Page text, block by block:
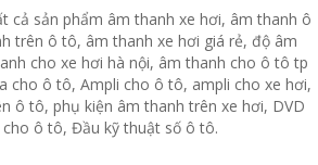
cả sản phẩm âm thanh xe hơi, âm thanh ô
trên ô tô, âm thanh xe hơi giá rẻ, độ âm
cho xe hơi hà nội, âm thanh cho ô tô tp
cho ô tô, Ampli cho ô tô, ampli cho xe hơi,
ô tô, phụ kiện âm thanh trên xe hơi, DVD
cho ô tô, Đầu kỹ thuật số ô tô.